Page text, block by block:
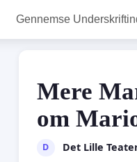
Gennemse
Mere
om
D Det Lille